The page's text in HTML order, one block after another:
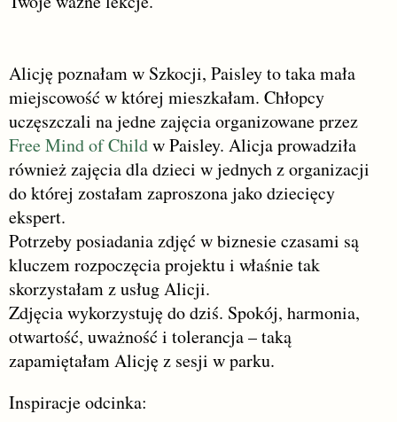
Alicję poznałam w Szkocji, Paisley to taka mała
miejscowość w której mieszkałam. Chłopcy
uczęszczali na jedne zajęcia organizowane przez
Free Mind of Childw Paisley. Alicja prowadziła
również zajęcia dla dzieci w jednych z organizacji
do której zostałam zaproszona jako dziecięcy
ekspert.
Potrzeby posiadania zdjęć w biznesie czasami są
kluczem rozpoczęcia projektu i właśnie tak
skorzystałam z usług Alicji.
Zdjęcia wykorzystuję do dziś. Spokój, harmonia,
otwartość, uważność i tolerancja – taką
zapamiętałam Alicję z sesji w parku.
Inspiracje odcinka: